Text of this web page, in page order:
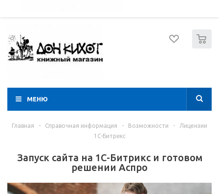
МЕНЮ
Главная - Справочная информация - Возможности -
Лицензии
1С-Битрикс
Запуск сайта на 1С-Битрикс и готовом
решении Аспро